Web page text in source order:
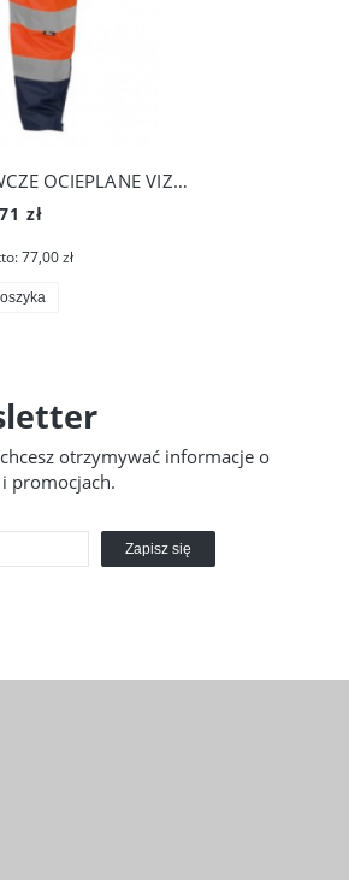
SPODNIE OSTRZEGAWCZE OCIEPLANE VIZWELL
zł
77,00 zł
otrzymywać informacje o
promocjach.
Zapisz się